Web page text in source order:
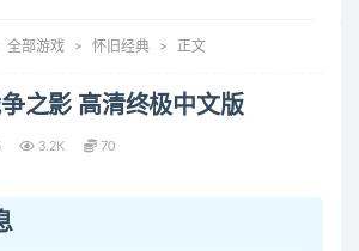
全部游戏 怀旧经典 正文
之影 高清终极中文版
3.2K 70